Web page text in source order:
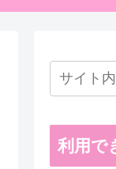
利用で